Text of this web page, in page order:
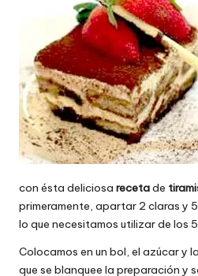
con ésta deliciosa recetade
primeramente, apartar 2 claras y
lo que necesitamos utilizar de los 5
Colocamos en un bol, el azúcar y
que se blanquee la preparación y